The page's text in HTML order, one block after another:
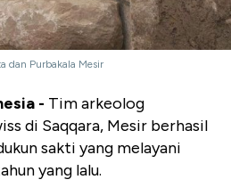
dan Purbakala Mesir
- Tim arkeolog
di Saqqara, Mesir berhasil
sakti yang melayani
yang lalu.